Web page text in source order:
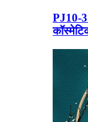
PJ10-3